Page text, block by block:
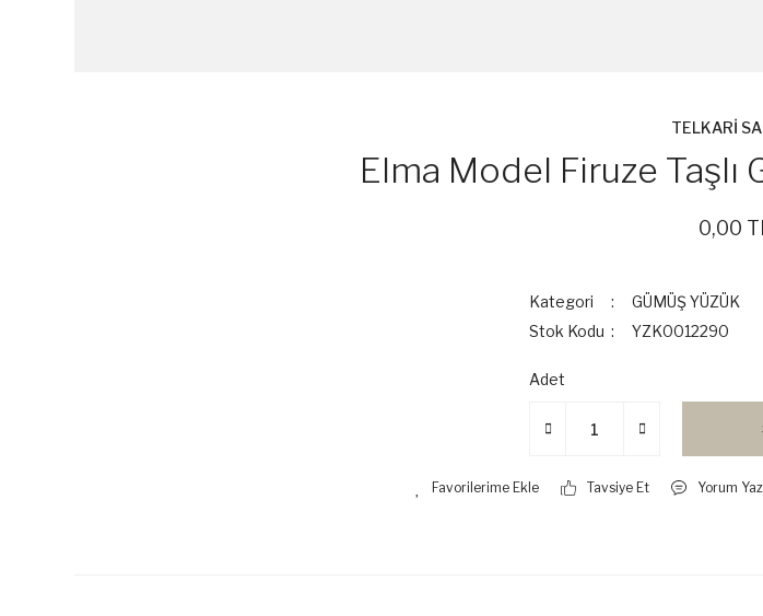
TELKARİ
Elma Model Firuze Taşlı
0,00
Kategori
GÜMÜŞ YÜZÜK
Stok Kodu
YZK0012290
Adet
Tavsiye Et Yorum Yaz